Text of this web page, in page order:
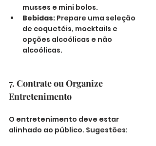
musses e mini bolos.
Bebidas: Prepare uma seleção
de coquetéis, mocktails e
opções alcoólicas e não
alcoólicas.
7. Contrate ou Organize
Entretenimento
O entretenimento deve estar
alinhado ao público. Sugestões: